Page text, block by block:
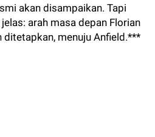
akan disampaikan. Tapi
arah masa depan Florian
ditetapkan, menuju Anfield.***